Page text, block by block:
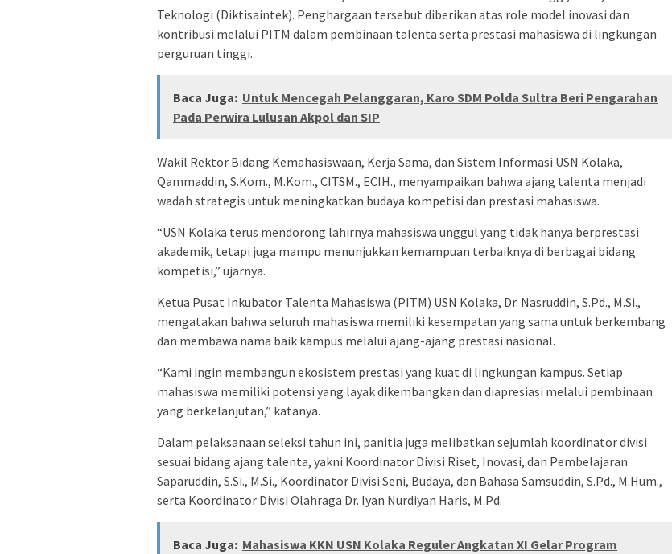
Teknologi (Diktisaintek). Penghargaan tersebut diberikan atas role model inovasi dan
kontribusi melalui PITM dalam pembinaan talenta serta prestasi mahasiswa di lingkungan
perguruan tinggi.
Baca Juga: Untuk Mencegah Pelanggaran, Karo SDM Polda Sultra Beri Pengarahan
Pada Perwira Lulusan Akpol dan SIP
Wakil Rektor Bidang Kemahasiswaan, Kerja Sama, dan Sistem Informasi USN Kolaka,
Qammaddin, S.Kom., M.Kom., CITSM., ECIH., menyampaikan bahwa ajang talenta menjadi
wadah strategis untuk meningkatkan budaya kompetisi dan prestasi mahasiswa.
“USN Kolaka terus mendorong lahirnya mahasiswa unggul yang tidak hanya berprestasi
akademik, tetapi juga mampu menunjukkan kemampuan terbaiknya di berbagai bidang
kompetisi,” ujarnya.
Ketua Pusat Inkubator Talenta Mahasiswa (PITM) USN Kolaka, Dr. Nasruddin, S.Pd., M.Si.,
mengatakan bahwa seluruh mahasiswa memiliki kesempatan yang sama untuk berkembang
dan membawa nama baik kampus melalui ajang-ajang prestasi nasional.
“Kami ingin membangun ekosistem prestasi yang kuat di lingkungan kampus. Setiap
mahasiswa memiliki potensi yang layak dikembangkan dan diapresiasi melalui pembinaan
yang berkelanjutan,” katanya.
Dalam pelaksanaan seleksi tahun ini, panitia juga melibatkan sejumlah koordinator divisi
sesuai bidang ajang talenta, yakni Koordinator Divisi Riset, Inovasi, dan Pembelajaran
Saparuddin, S.Si., M.Si., Koordinator Divisi Seni, Budaya, dan Bahasa Samsuddin, S.Pd., M.Hum.,
serta Koordinator Divisi Olahraga Dr. Iyan Nurdiyan Haris, M.Pd.
Baca Juga: Mahasiswa KKN USN Kolaka Reguler Angkatan XI Gelar Program